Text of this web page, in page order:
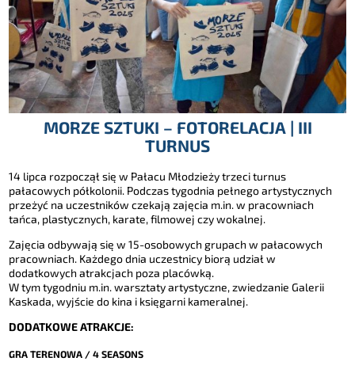
MORZE SZTUKI – FOTORELACJA | III
TURNUS
14 lipca rozpoczął się w Pałacu Młodzieży trzeci turnus
pałacowych półkolonii. Podczas tygodnia pełnego artystycznych
przeżyć na uczestników czekają zajęcia m.in. w pracowniach
tańca, plastycznych, karate, filmowej czy wokalnej.
Zajęcia odbywają się w 15-osobowych grupach w pałacowych
pracowniach. Każdego dnia uczestnicy biorą udział w
dodatkowych atrakcjach poza placówką.
W tym tygodniu m.in. warsztaty artystyczne, zwiedzanie Galerii
Kaskada, wyjście do kina i księgarni kameralnej.
DODATKOWE ATRAKCJE:
GRA TERENOWA / 4 SEASONS